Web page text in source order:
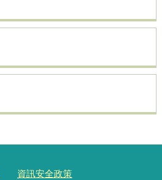
資訊安全政策